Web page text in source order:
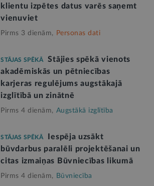
klientu izpētes datus varēs saņemt
vienuviet
Pirms 3 dienām, Personas dati
STĀJAS SPĒKĀ
Stājies spēkā vienots
akadēmiskās un pētniecības
karjeras regulējums augstākajā
izglītībā un zinātnē
Pirms 4 dienām, Augstākā izglītība
STĀJAS SPĒKĀ
Iespēja uzsākt
būvdarbus paralēli projektēšanai un
citas izmaiņas Būvniecības likumā
Pirms 4 dienām, Būvniecība